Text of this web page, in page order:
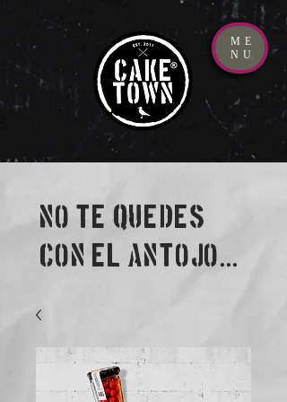
ME
NU
NO TE QUEDES
CON EL ANTOJO...